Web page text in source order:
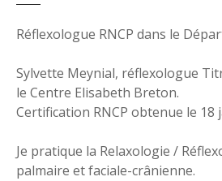
Réflexologue RNCP dans le
Sylvette Meynial, réflexologue
le Centre Elisabeth Breton.
Certification RNCP obtenue le 18
Je pratique la Relaxologie /
palmaire et faciale-crânienne.